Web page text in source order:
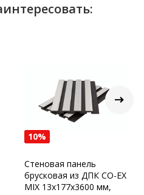
10%
Стеновая панель
брусковая из ДПК CO-EX
MIX 13х177х3600 мм,